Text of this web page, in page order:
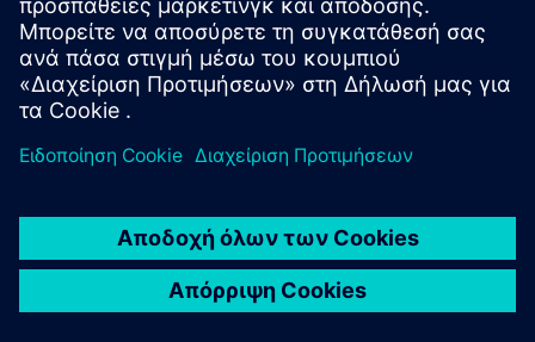
Ενημερωτικό φυλλάδιο COVE™
Εξερευνήστε το COVE στο Dirtt.com